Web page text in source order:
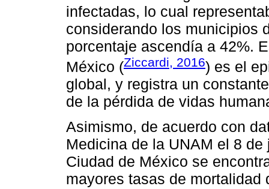
infectadas, lo cual
considerando los municipios
porcentaje ascendía a 42%.
México (Ziccardi, 2016) es el
global, y registra un
de la pérdida de vidas
Asimismo, de acuerdo con
Medicina de la UNAM el 8
Ciudad de México se
mayores tasas de